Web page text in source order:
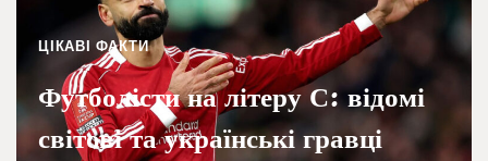
ЦІКАВІ ФАКТИ
Футболісти на літеру С: відомі
світові та українські гравці